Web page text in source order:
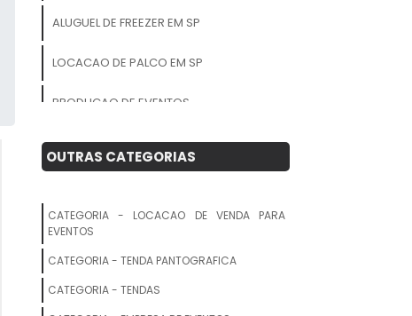
ALUGUEL DE FREEZER EM SP
LOCACAO DE PALCO EM SP
PRODUCAO DE EVENTOS
ALUGUEL DE ESTRUTURA PARA EVENTOS
LOCACAO DE PALCO PRECO
OUTRAS CATEGORIAS
CATEGORIA - LOCACAO DE VENDA PARA
EVENTOS
CATEGORIA - TENDA PANTOGRAFICA
CATEGORIA - TENDAS